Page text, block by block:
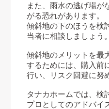
また、雨水の逃げ場が
がる恐れがあります。
傾斜地の下のほうを検
当者に相談しましょう。
傾斜地のメリットを最
するためには、購入前
行い、リスク回避に努
タナカホームでは、検
プロとしてのアドバイ